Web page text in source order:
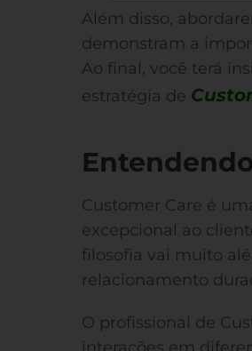
Além disso,
demonstram a
Ao final, você terá
estratégia de
Customer Care é
excepcional ao
filosofia vai muito
relacionamento
O profissional de